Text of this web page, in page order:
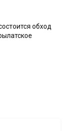
обход